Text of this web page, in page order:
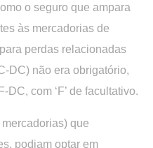
o seguro que ampara
às mercadorias de
perdas relacionadas
DC) não era obrigatório,
com ‘F’ de facultativo.
que
podiam optar em